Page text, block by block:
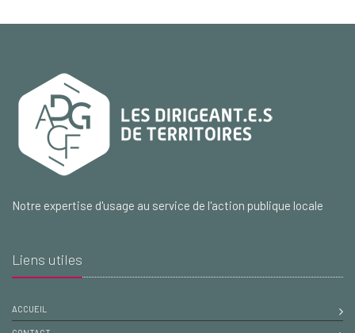
Notre expertise d'usage au service de l'action publique locale
Liens utiles
ACCUEIL